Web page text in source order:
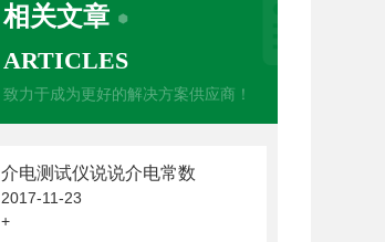
相关文章
ARTICLES
致力于成为更好的解决方案供应商！
介电测试仪说说介电常数
2017-11-23
+